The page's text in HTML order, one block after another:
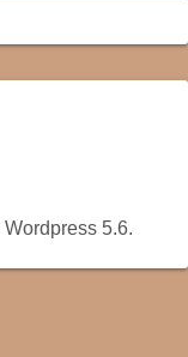
Wordpress 5.6.